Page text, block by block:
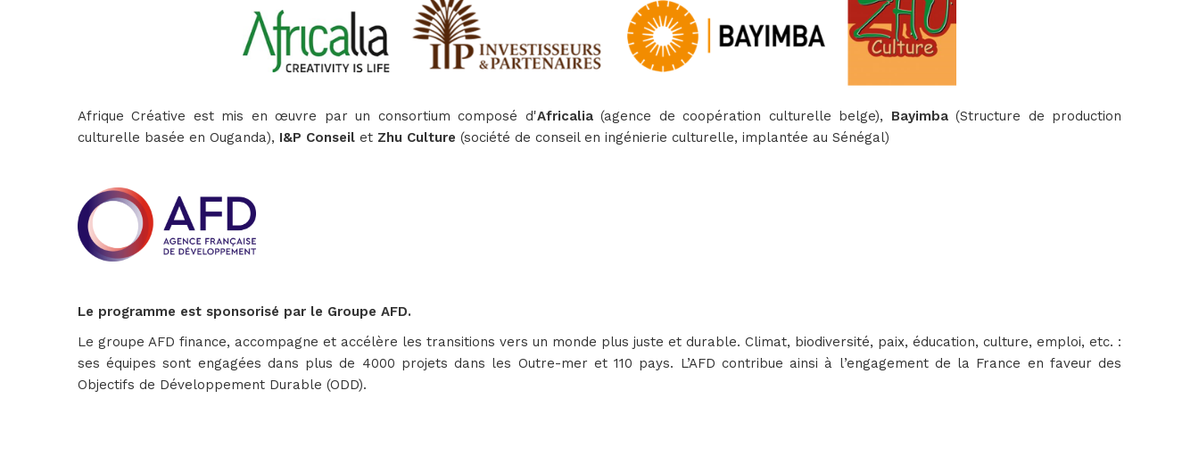
Afrique Créative est mis en œuvre par un consortium composé d'Africalia(agence de coopération culturelle belge), Bayimba(Structure de production
culturelle basée en Ouganda), I&P Conseil et Zhu Culture (société de conseil en ingénierie culturelle, implantée au Sénégal)
Le programme est sponsorisé par le Groupe AFD.
Le groupe AFD finance, accompagne et accélère les transitions vers un monde plus juste et durable. Climat, biodiversité, paix, éducation, culture, emploi, etc. :
ses équipes sont engagées dans plus de 4000 projets dans les Outre-mer et 110 pays. L’AFD contribue ainsi à l’engagement de la France en faveur des
Objectifs de Développement Durable (ODD).